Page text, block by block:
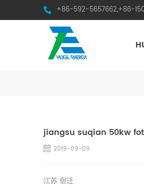
+86-592-5657662,+86-
jiangsu suqian 50kw
2019-09-09
江苏 宿迁